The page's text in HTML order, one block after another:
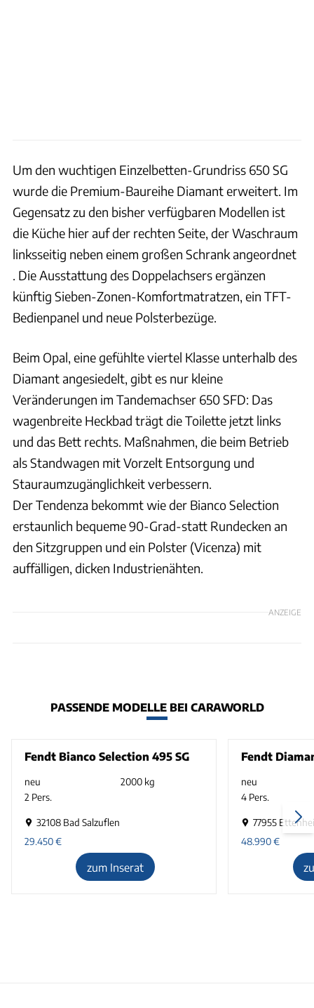
Um den wuchtigen Einzelbetten-Grundriss 650 SG
wurde die Premium-Baureihe Diamant erweitert. Im
Gegensatz zu den bisher verfügbaren Modellen ist
die Küche hier auf der rechten Seite, der Waschraum
linksseitig neben einem großen Schrank angeordnet
. Die Ausstattung des Doppelachsers ergänzen
künftig Sieben-Zonen-Komfortmatratzen, ein TFT-
Bedienpanel und neue Polsterbezüge.
Beim Opal, eine gefühlte viertel Klasse unterhalb des
Diamant angesiedelt, gibt es nur kleine
Veränderungen im Tandemachser 650 SFD: Das
wagenbreite Heckbad trägt die Toilette jetzt links
und das Bett rechts. Maßnahmen, die beim Betrieb
als Standwagen mit Vorzelt Entsorgung und
Stauraumzugänglichkeit verbessern.
Der Tendenza bekommt wie der Bianco Selection
erstaunlich bequeme 90-Grad-statt Rundecken an
den Sitzgruppen und ein Polster (Vicenza) mit
auffälligen, dicken Industrienähten.
ANZEIGE
PASSENDE MODELLE BEI CARAWORLD
Fendt Bianco Selection 495 SG
neu
2000 kg
2 Pers.
32108 Bad Salzuflen
29.450€
zum Inserat
Fendt
neu
4 Pers.
77955
48.990€